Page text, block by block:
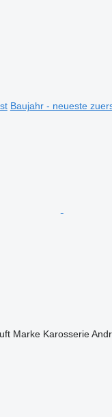
Baujahr - neueste
Marke Karosserie